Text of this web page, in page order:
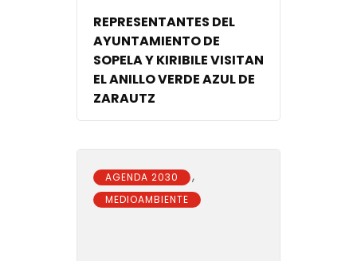
REPRESENTANTES DEL
AYUNTAMIENTO DE
SOPELA Y KIRIBILE VISITAN
EL ANILLO VERDE AZUL DE
ZARAUTZ
AGENDA 2030 ,
MEDIOAMBIENTE